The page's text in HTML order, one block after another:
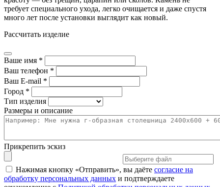
требует специального ухода, легко очищается и даже спустя
много лет после установки выглядит как новый.
Рассчитать изделие
Ваше имя *
Ваш телефон *
Ваш E-mail *
Город *
Тип изделия
Размеры и описание
Прикрепить эскиз
Нажимая кнопку «Отправить», вы даёте согласие на
обработку персональных данных и подтверждаете